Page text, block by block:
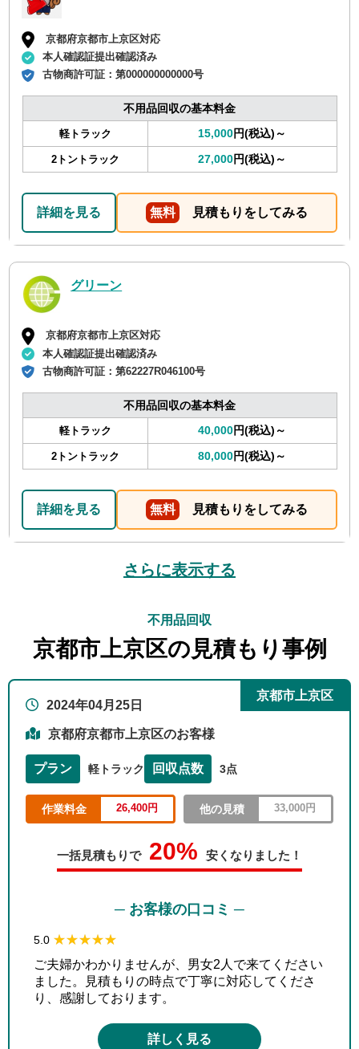
京都府京都市上京区対応
本人確認証提出確認済み
古物商許可証：第000000000000号
不用品回収の基本料金
軽トラック 15,000円(税込)～
2トントラック 27,000円(税込)～
詳細を見る 無料 見積もりをしてみる
グリーン
京都府京都市上京区対応
本人確認証提出確認済み
古物商許可証：第62227R046100号
不用品回収の基本料金
軽トラック 40,000円(税込)～
2トントラック 80,000円(税込)～
詳細を見る 無料 見積もりをしてみる
さらに表示する
不用品回収
京都市上京区の見積もり事例
京都市上京区
2024年04月25日
京都府京都市上京区のお客様
プラン 軽トラック 回収点数 3点
作業料金 26,400円 他の見積 33,000円
一括見積もりで 20% 安くなりました！
─ お客様の口コミ ─
5.0 ★★★★★
★★★★★
ご夫婦かわかりませんが、男女2人で来てください
ました。見積もりの時点で丁寧に対応してくださ
り、感謝しております。
詳しく見る